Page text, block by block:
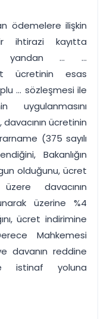
ödemelere ilişkin
ihtirazi kayıtta
yandan ... ...
ücretinin esas
... sözleşmesi ile
uygulanmasını
ücretinin
(375 sayılı
Bakanlığın
olduğunu, ücret
davacının
üzerine %4
ücret indirimine
Mahkemesi
davanın reddine
istinaf yoluna